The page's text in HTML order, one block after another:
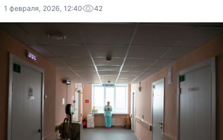
1 февраля, 2026, 12:40 42